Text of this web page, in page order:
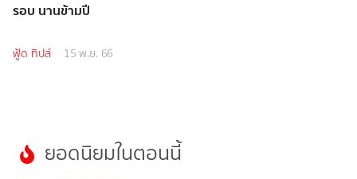
รอบ นานข้ามปี
ฟู้ด ทิปส์ 15 พ.ย. 66
ยอดนิยมในตอนนี้